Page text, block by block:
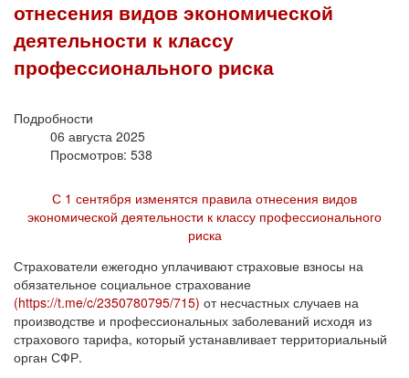
отнесения видов экономической
деятельности к классу
профессионального риска
Подробности
06 августа 2025
Просмотров: 538
С 1 сентября изменятся правила отнесения видов
экономической деятельности к классу профессионального
риска
Страхователи ежегодно уплачивают страховые взносы на
обязательное социальное страхование
(https://t.me/c/2350780795/715) от несчастных случаев на
производстве и профессиональных заболеваний исходя из
страхового тарифа, который устанавливает территориальный
орган СФР.